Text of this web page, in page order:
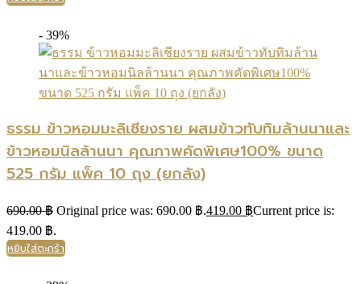
- 39%
ธรรม ข้าวหอมมะลิเชียงราย ผสมข้าวทับทิมล้านนาและ
ข้าวหอมนิลล้านนา คุณภาพคัดพิเศษ100% ขนาด
525 กรัม แพ็ค 10 ถุง (ยกลัง)
690.00฿ Original price was: 690.00 ฿.419.00 ฿Current price is:
419.00 ฿.
หยิบใส่ตะกร้า